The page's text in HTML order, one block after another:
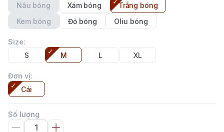
Nâu bóng
Xám bóng
Trắng bóng
Kem bóng
Đỏ bóng Oliu bóng
Size:
S
M L XL
Đơn vị:
Cái
Số lượng